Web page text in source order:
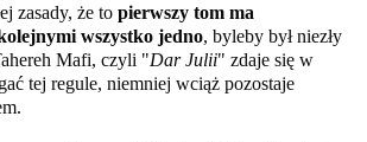
zasady, że to pierwszy tom ma
wszystko jedno, byleby był niezły
Mafi, czyli "Dar Julii" zdaje się w
tej regule, niemniej wciąż pozostaje